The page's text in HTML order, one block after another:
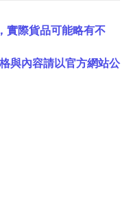
實際貨品可能略有不
與內容請以官方網站公